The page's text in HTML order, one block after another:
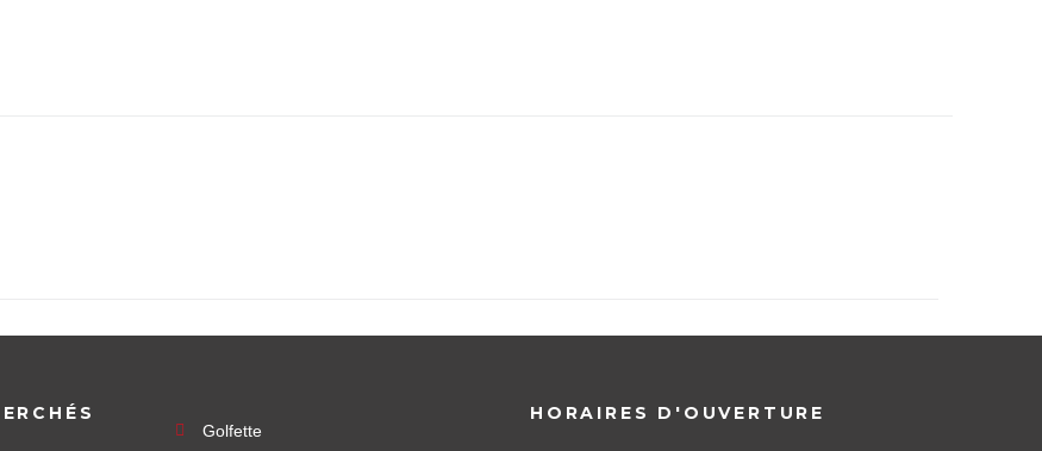
Golfette
HORAIRES D'OUVERTURE